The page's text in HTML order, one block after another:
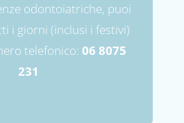
odontoiatriche, puoi
i giorni (inclusi i festivi)
telefonico: 06 8075
231